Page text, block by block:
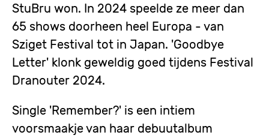
StuBru won. In 2024 speelde ze meer dan
65 shows doorheen heel Europa - van
Sziget Festival tot in Japan. 'Goodbye
Letter' klonk geweldig goed tijdens Festival
Dranouter 2024.
Single 'Remember?' is een intiem
voorsmaakje van haar debuutalbum